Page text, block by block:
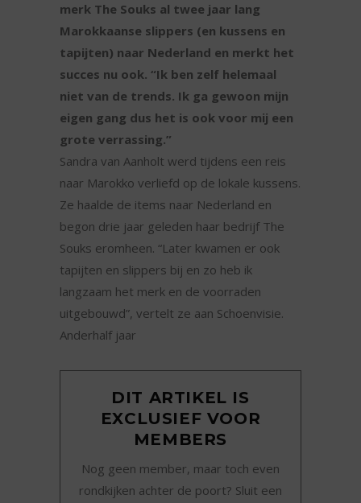
merk The Souks al twee jaar lang
Marokkaanse slippers (en kussens en
tapijten) naar Nederland en merkt het
succes nu ook. “Ik ben zelf helemaal
niet van de trends. Ik ga gewoon mijn
eigen gang dus het is ook voor mij een
grote verrassing.”
Sandra van Aanholt werd tijdens een reis
naar Marokko verliefd op de lokale kussens.
Ze haalde de items naar Nederland en
begon drie jaar geleden haar bedrijf The
Souks eromheen. “Later kwamen er ook
tapijten en slippers bij en zo heb ik
langzaam het merk en de voorraden
uitgebouwd”, vertelt ze aan Schoenvisie.
Anderhalf jaar
DIT ARTIKEL IS
EXCLUSIEF VOOR
MEMBERS
Nog geen member, maar toch even
rondkijken achter de poort? Sluit een